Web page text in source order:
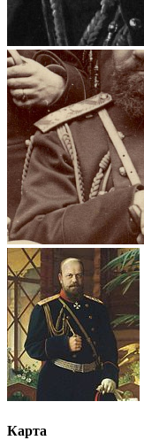
Карта